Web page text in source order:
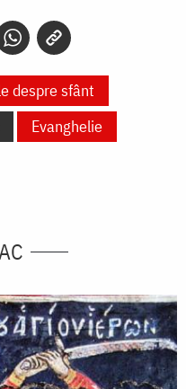
despre sfânt
Evanghelie